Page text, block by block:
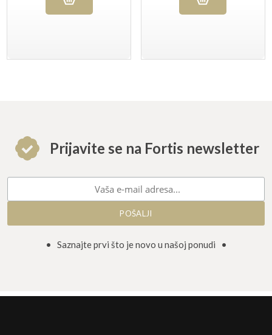
Prijavite se na Fortis newsletter
• Saznajte prvi što je novo u našoj ponudi •